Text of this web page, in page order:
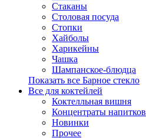
Стаканы
Столовая посуда
Стопки
Хайболы
Харикейны
Чашка
Шампанское-блюдца
Показать все Барное стекло
Все для коктейлей
Коктелльная вишня
Концентраты напитков
Новинки
Прочее